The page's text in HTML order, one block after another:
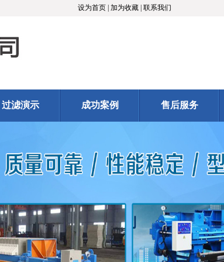
设为首页| 加为收藏| 联系我们
过滤演示 成功案例 售后服务